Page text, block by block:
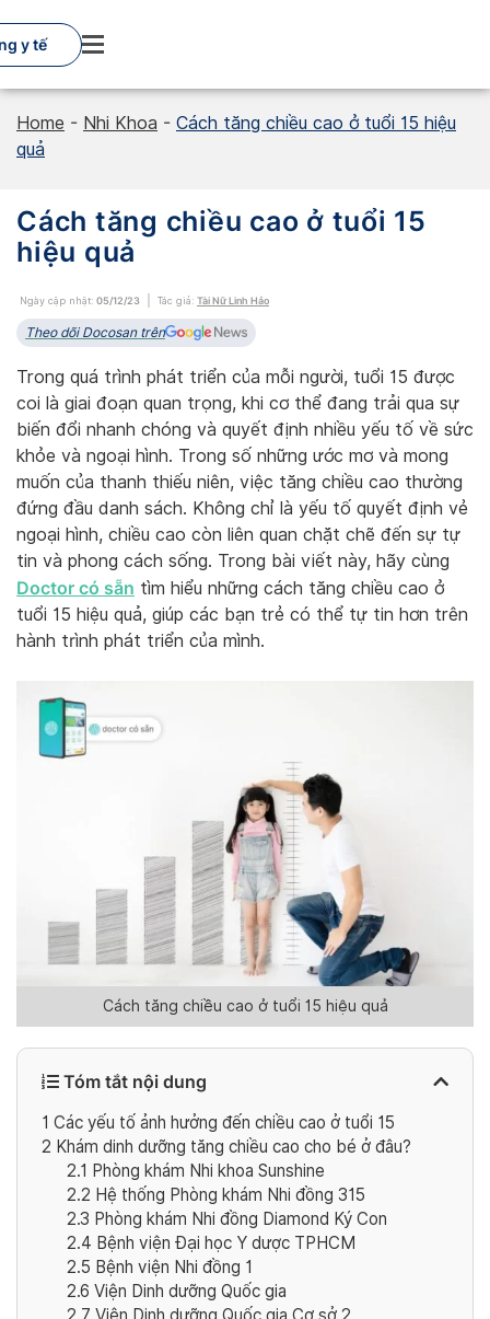
to
content
y tế
Home - Nhi Khoa - Cách tăng chiều cao ở tuổi 15 hiệu
quả
Cách tăng chiều cao ở tuổi 15
hiệu quả
Ngày cập nhật: 05/12/23 Tác giả: Tài Nữ Linh Hảo
Theo dõi Docosan trên
Trong quá trình phát triển của mỗi người, tuổi 15 được
coi là giai đoạn quan trọng, khi cơ thể đang trải qua sự
biến đổi nhanh chóng và quyết định nhiều yếu tố về sức
khỏe và ngoại hình. Trong số những ước mơ và mong
muốn của thanh thiếu niên, việc tăng chiều cao thường
đứng đầu danh sách. Không chỉ là yếu tố quyết định vẻ
ngoại hình, chiều cao còn liên quan chặt chẽ đến sự tự
tin và phong cách sống. Trong bài viết này, hãy cùng
Doctor có sẵn tìm hiểu những cách tăng chiều cao ở
tuổi 15 hiệu quả, giúp các bạn trẻ có thể tự tin hơn trên
hành trình phát triển của mình.
Cách tăng chiều cao ở tuổi 15 hiệu quả
Tóm tắt nội dung
1 Các yếu tố ảnh hưởng đến chiều cao ở tuổi 15
2 Khám dinh dưỡng tăng chiều cao cho bé ở đâu?
2.1 Phòng khám Nhi khoa Sunshine
2.2 Hệ thống Phòng khám Nhi đồng 315
2.3 Phòng khám Nhi đồng Diamond Ký Con
2.4 Bệnh viện Đại học Y dược TPHCM
2.5 Bệnh viện Nhi đồng 1
2.6 Viện Dinh dưỡng Quốc gia